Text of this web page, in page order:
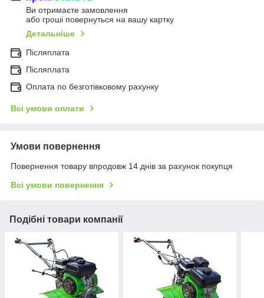
Ви отримаєте замовлення
або гроші повернуться на вашу картку
Детальніше
Післяплата
Післяплата
Оплата по безготівковому рахунку
Всі умови оплати
Умови повернення
Повернення товару впродовж 14 днів за рахунок покупця
Всі умови повернення
Подібні товари компанії